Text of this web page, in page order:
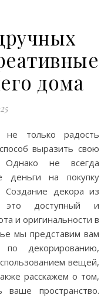
дома
выразить свою
Однако не всегда
деньги на покупку
Создание декора из
это доступный и
и оригинальности в
мы представим вам
по декорированию,
вещей,
расскажем о том,
ваше пространство.